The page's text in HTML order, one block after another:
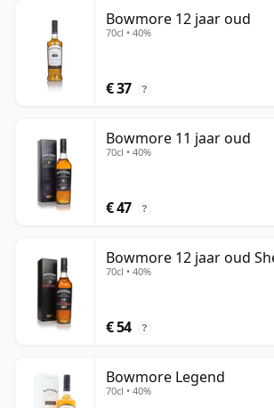
Bowmore 12 jaar oud
70cl • 40%
€ 37 ?
Bowmore 11 jaar oud
70cl • 40%
€ 47 ?
Bowmore 12 jaar oud
70cl • 40%
€ 54 ?
Bowmore Legend
70cl • 40%